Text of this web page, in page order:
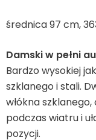
Leżaki
Akcesoria
Parasole
średnica 97 cm,
Damski w pełni
Bardzo wysokiej
szklanego i stali.
włókna
podczas wiatru i
pozycji.